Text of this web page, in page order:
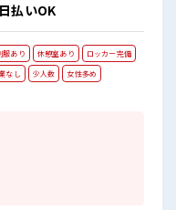
払いOK
服あり 休憩室あり
ロッカー完備
なし 少人数
女性多め